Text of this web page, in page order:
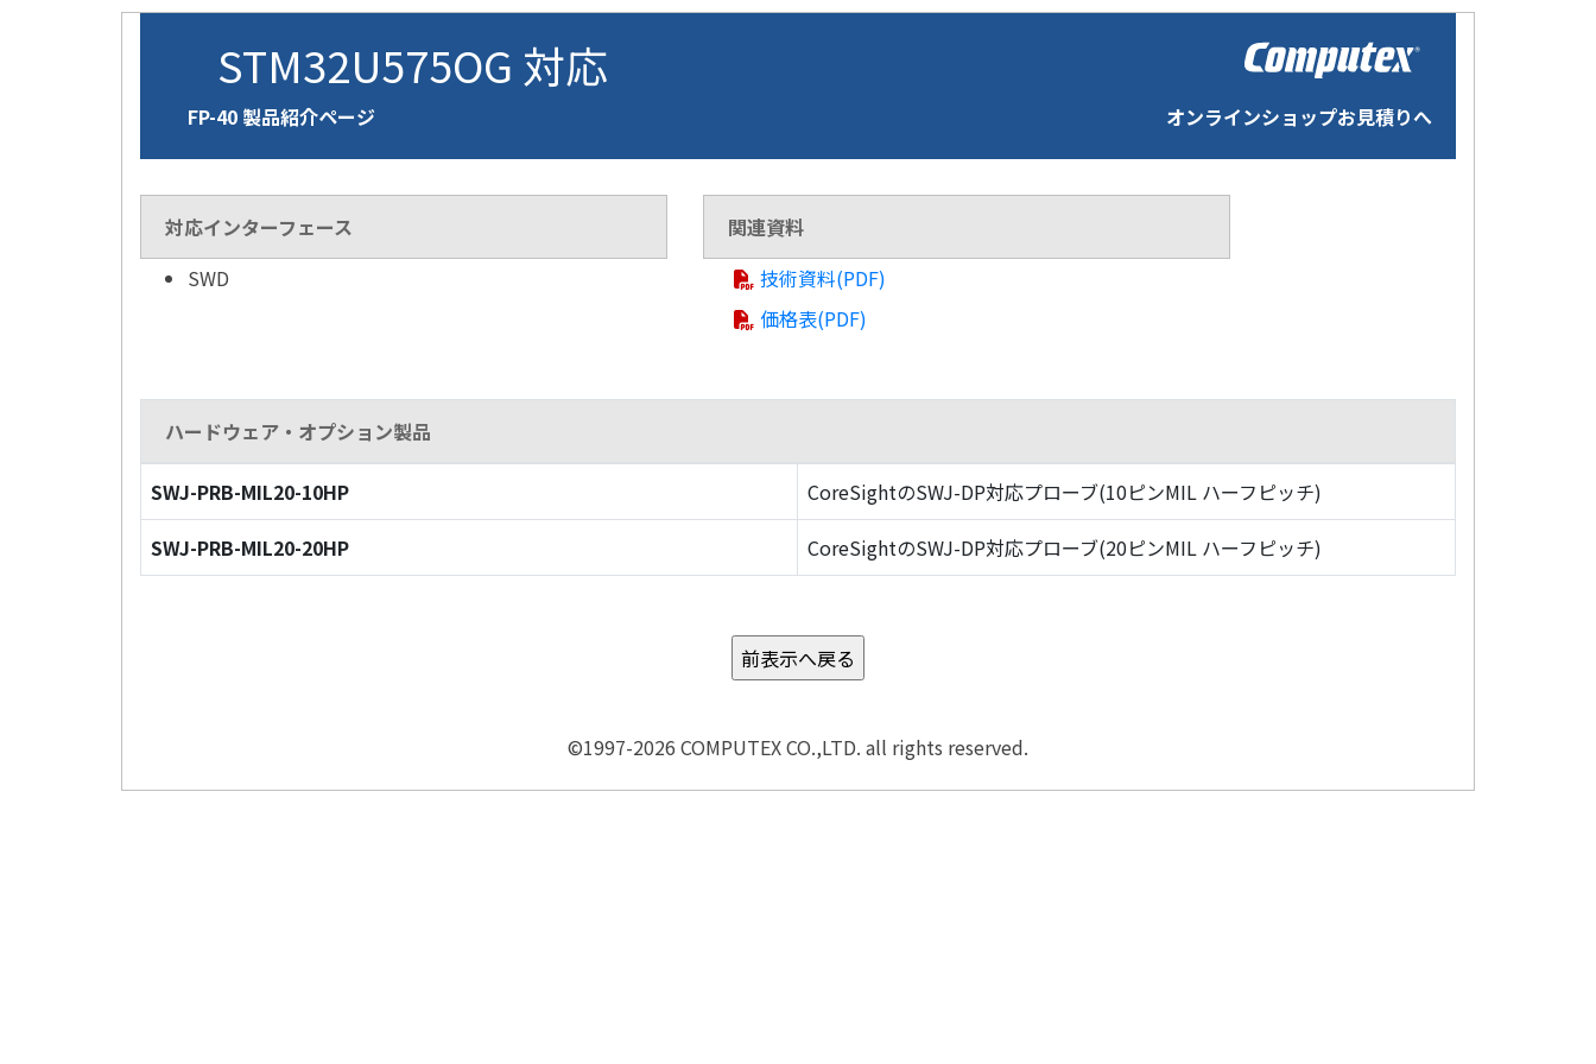
STM32U575OG 対応
FP-40 製品紹介ページ オンラインショップお見積りへ
対応インターフェース
SWD
関連資料
技術資料(PDF)
価格表(PDF)
ハードウェア・オプション製品
SWJ-PRB-MIL20-10HP
CoreSightのSWJ-DP対応プローブ(10ピンMIL ハーフピッチ)
SWJ-PRB-MIL20-20HP
CoreSightのSWJ-DP対応プローブ(20ピンMIL ハーフピッチ)
©1997-2026 COMPUTEX CO.,LTD. all rights reserved.